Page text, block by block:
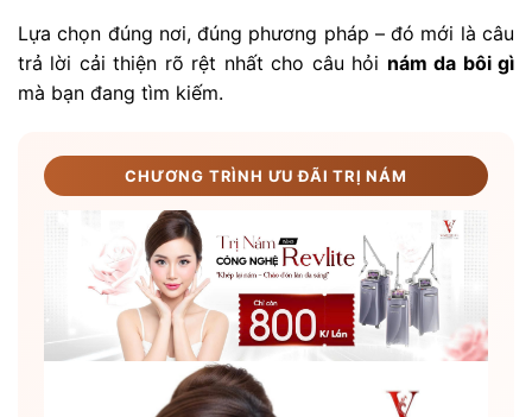
Lựa chọn đúng nơi, đúng phương pháp – đó mới là câu
trả lời cải thiện rõ rệt nhất cho câu hỏi nám da bôi gì
mà bạn đang tìm kiếm.
CHƯƠNG TRÌNH ƯU ĐÃI TRỊ NÁM